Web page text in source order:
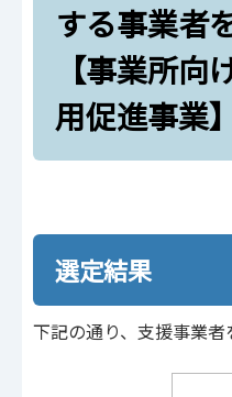
エネ電力利用促
する事業者
【事業所向
用促進事業】
選定結果
下記の通り、支援事業者